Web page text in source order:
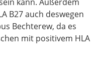
B27 auch deswegen
Bechterew, da es
mit positivem HLA